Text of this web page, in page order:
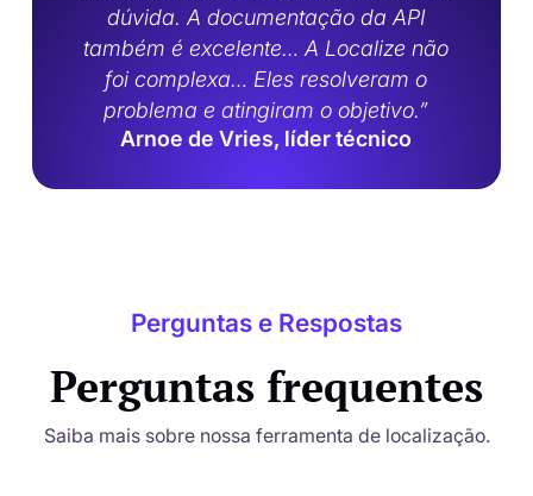
dúvida. A documentação da API
também é excelente… A Localize não
foi complexa… Eles resolveram o
problema e atingiram o objetivo.”
Arnoe de Vries, líder técnico
Perguntas e Respostas
Perguntas frequentes
Saiba mais sobre nossa ferramenta de localização.